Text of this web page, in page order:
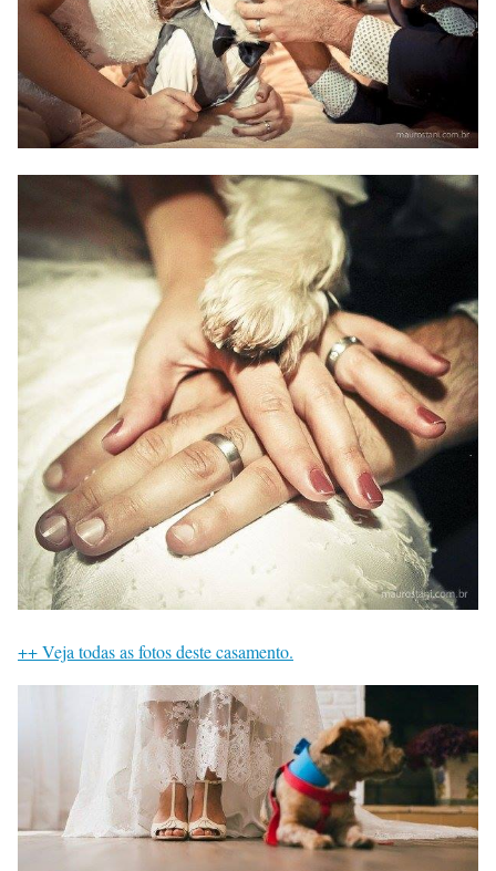
++ Veja todas as fotos deste casamento.